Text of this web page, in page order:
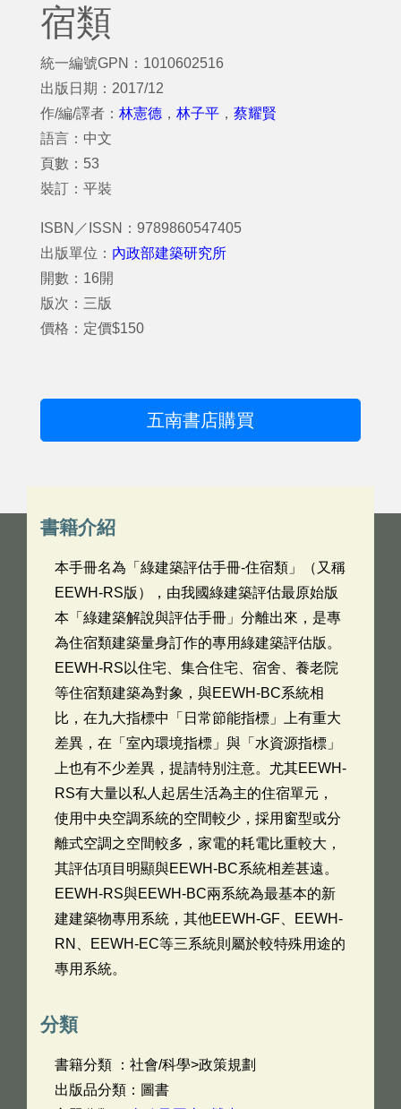
宿類
統一編號GPN：1010602516
出版日期：2017/12
作/編/譯者： 林憲德 ， 林子平 ， 蔡耀賢
語言：中文
頁數：53
裝訂：平裝
ISBN／ISSN：9789860547405
出版單位： 內政部建築研究所
開數：16開
版次：三版
價格：定價$150
五南書店購買
書籍介紹
本手冊名為「綠建築評估手冊-住宿類」（又稱
EEWH-RS版），由我國綠建築評估最原始版
本「綠建築解說與評估手冊」分離出來，是專
為住宿類建築量身訂作的專用綠建築評估版。
EEWH-RS以住宅、集合住宅、宿舍、養老院
等住宿類建築為對象，與EEWH-BC系統相
比，在九大指標中「日常節能指標」上有重大
差異，在「室內環境指標」與「水資源指標」
上也有不少差異，提請特別注意。尤其EEWH-
RS有大量以私人起居生活為主的住宿單元，
使用中央空調系統的空間較少，採用窗型或分
離式空調之空間較多，家電的耗電比重較大，
其評估項目明顯與EEWH-BC系統相差甚遠。
EEWH-RS與EEWH-BC兩系統為最基本的新
建建築物專用系統，其他EEWH-GF、EEWH-
RN、EEWH-EC等三系統則屬於較特殊用途的
專用系統。
分類
書籍分類 ：社會/科學>政策規劃
出版品分類：圖書